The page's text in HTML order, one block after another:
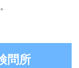
問所